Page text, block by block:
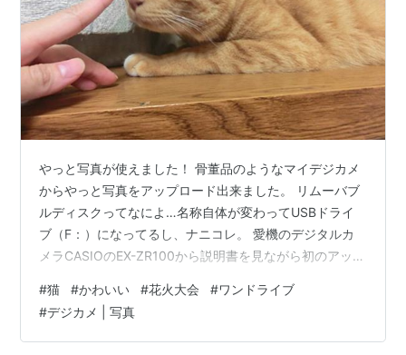
やっと写真が使えました！ 骨董品のようなマイデジカメ
からやっと写真をアップロード出来ました。 リムーバブ
ルディスクってなによ…名称自体が変わってUSBドライ
ブ（F：）になってるし、ナニコレ。 愛機のデジタルカ
メラCASIOのEX-ZR100から説明書を見ながら初のアップ
用。 本当に物持ち良いです。さすが時計のカシオ。腕時
計も愛用して5本目の御用達のメーカー。 愛機をもっと
長く愛用したいと思い公式ホームページで調べると当然
#猫 #かわいい #花火大会 #ワンドライブ
#デジカメ | 写真